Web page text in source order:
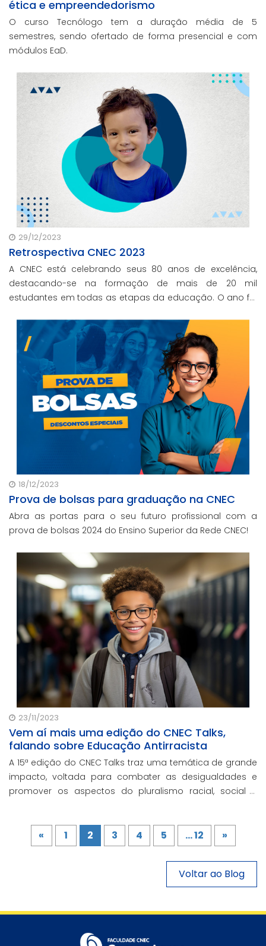
ética e empreendedorismo
O curso Tecnólogo tem a duração média de 5
semestres, sendo ofertado de forma presencial e com
módulos EaD.
29/12/2023
Retrospectiva CNEC 2023
A CNEC está celebrando seus 80 anos de excelência,
destacando-se na formação de mais de 20 mil
estudantes em todas as etapas da educação. O ano foi
compromisso contínuo da rede com a qualidade e o
bem
18/12/2023
Prova de bolsas para graduação na CNEC
Abra as portas para o seu futuro profissional com a
prova de bolsas 2024 do Ensino Superior da Rede CNEC!
23/11/2023
Vem aí mais uma edição do CNEC Talks,
falando sobre Educação Antirracista
A 15ª edição do CNEC Talks traz uma temática de grande
impacto, voltada para combater as desigualdades e
promover os aspectos do pluralismo racial, social e
« 1 2 3 4 5 ... 12 »
Voltar ao Blog